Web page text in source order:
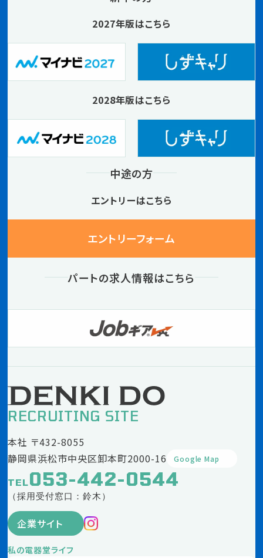
2027年版はこちら
2028年版はこちら
中途の方
エントリーはこちら
エントリーフォーム
パートの求人情報はこちら
RECRUITING SITE
本社 〒432-8055
静岡県浜松市中央区卸本町2000-16
Google Map
TEL053-442-0544
（採用受付窓口：鈴木）
企業サイト
私の電器堂ライフ